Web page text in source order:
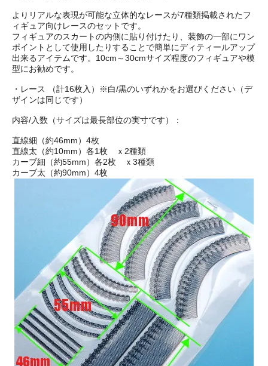
よりリアルな表現が可能な立体的なレースが7種類掲載されたフ
ィギュア向けレースのセットです。
フィギュアのスカートの内側に貼り付けたり、装飾の一部にワン
ポイントとして使用したりすることで簡単にディティールアップ
出来るアイテムです。10cm～30cmサイズ程度のフィギュアや模
型にお勧めです。
・レース （計16枚入）※白/黒のいずれかをお選びください（デ
ザインは同じです）
内容/入数（サイズは最長部位の実寸です）：
直線細（約46mm）4枚
直線太（約10mm）各1枚 ｘ2種類
カーブ細（約55mm）各2枚 ｘ3種類
カーブ太（約90mm）4枚